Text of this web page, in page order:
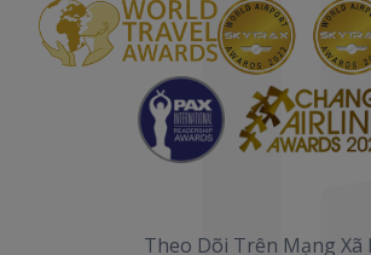
Theo Dõi Trên Mạng Xã